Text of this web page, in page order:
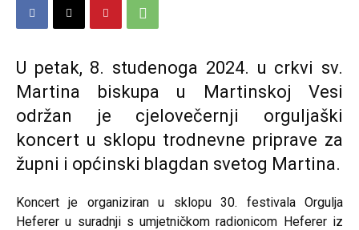
U petak, 8. studenoga 2024. u crkvi sv.
Martina biskupa u Martinskoj Vesi
održan je cjelovečernji orguljaški
koncert u sklopu trodnevne priprave za
župni i općinski blagdan svetog Martina.
Koncert je organiziran u sklopu 30. festivala Orgulja
Heferer u suradnji s umjetničkom radionicom Heferer iz